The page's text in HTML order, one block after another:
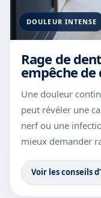
DOULEUR INTENSE
Rage de
empêche
Une douleur
peut révéler une
nerf ou une
mieux demander
Voir les conseils